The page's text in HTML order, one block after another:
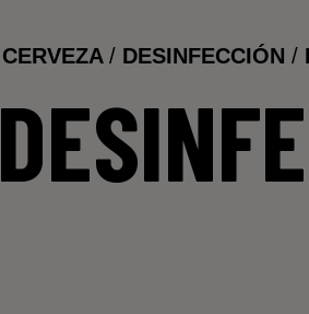
CERVEZA / DESINFECCIÓN /